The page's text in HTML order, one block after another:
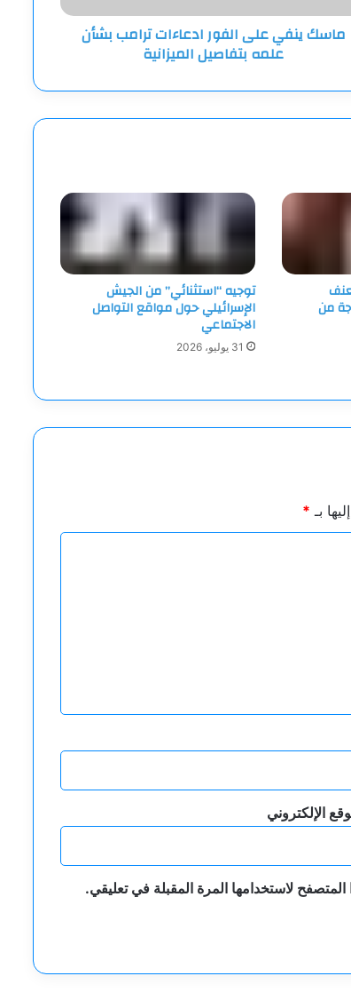
ماسك ينفي على الفور ادعاءات ترامب بشأن
علمه بتفاصيل الميزانية
من
توجيه “استثنائي” من الجيش
الإسرائيلي حول مواقع التواصل
الاجتماعي
31 يوليو، 2026
بـ *
الإلكتروني
لاستخدامها المرة المقبلة في تعليقي.